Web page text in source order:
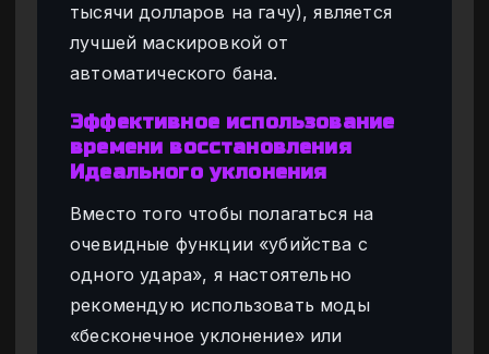
тысячи долларов на гачу), является
лучшей маскировкой от
автоматического бана.
Эффективное использование
времени восстановления
Идеального уклонения
Вместо того чтобы полагаться на
очевидные функции «убийства с
одного удара», я настоятельно
рекомендую использовать моды
«бесконечное уклонение» или